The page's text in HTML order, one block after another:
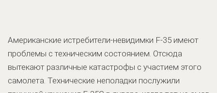
Американские истребители-невидимки F-35 имеют
проблемы с техническим состоянием. Отсюда
вытекают различные катастрофы с участием этого
самолета. Технические неполадки послужили